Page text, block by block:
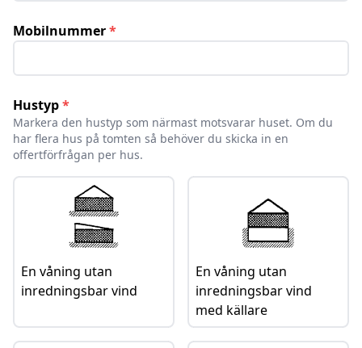
Vid skada till följd av stöld
Kontakt
Hitta kontaktuppgifter till Inlands Försäkringsbolag
Om oss
Vilka är inlands försäkringsbolag
Mina sidor
Mobilnummer*
Hustyp*
Markera den hustyp som närmast motsvarar huset. Om du
har flera hus på tomten så behöver du skicka in en
offertförfrågan per hus.
En våning utan
inredningsbar vind
En våning utan
inredningsbar vind
med källare